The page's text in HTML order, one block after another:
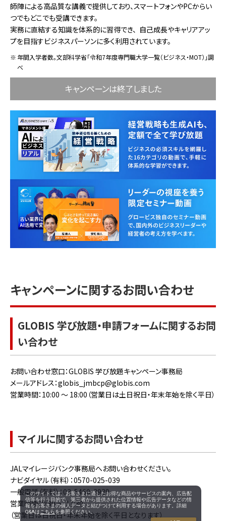
師陣による高品質な講義で提供しており、スマートフォンやPCからい
つでもどこでも受講できます。
実務に直結する知識を体系的に習得でき、 自己成長やキャリアアッ
プを目指すビジネスパーソンに多く利用されています。
※ 年間入学者数。文部科学省「令和7年度専門職大学一覧（ビジネス・MOT）」調
べ
キャンペーンは終了しました
キャンペーンに関するお問い合わせ
GLOBIS 学び放題・申請フォームに関するお問
い合わせ
お問い合わせ窓口：GLOBIS 学び放題キャンペーン事務局
メールアドレス：globis_jmbcp@globis.com
営業時間：10:00 ～ 18:00（営業日は土日祝日・年末年始を除く平日）
マイルに関するお問い合わせ
JALマイレージバンク事務局へお問い合わせください。
ナビダイヤル（有料）：0570-025-039
一般電話（有料）：03-5460-3939
営業時間：9:30 ～ 17:30
（営業日は日祝日・年末年始を除く平日となります）
このサイトでは、お客さまに適したお得な商品やサービスの案内、広告配
信等を行う目的で、第三者から提供された位置情報や広告データなどの情
報をお客さまの個人データと結びつけて利用する場合があります。詳細
Q&Aはこちらを参照ください。